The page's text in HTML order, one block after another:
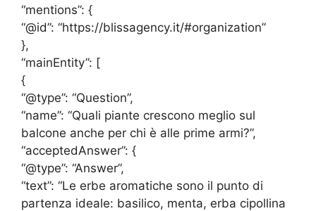
“mentions”: {
“@id”: “https://blissagency.it/#organization”
},
“mainEntity”: [
{
“@type”: “Question”,
“name”: “Quali piante crescono meglio sul
balcone anche per chi è alle prime armi?”,
“acceptedAnswer”: {
“@type”: “Answer”,
“text”: “Le erbe aromatiche sono il punto di
partenza ideale: basilico, menta, erba cipollina